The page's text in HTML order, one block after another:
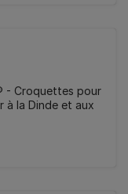
- Croquettes pour
à la Dinde et aux